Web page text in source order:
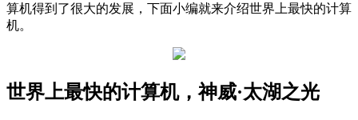
算机得到了很大的发展，下面小编就来介绍世界上最快的计算
机。
世界上最快的计算机，神威·太湖之光